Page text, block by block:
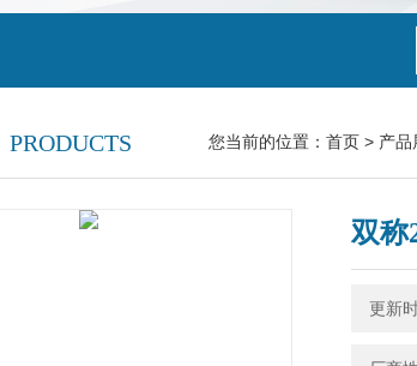
PRODUCTS 您当前的位置： 首页 > 产品
双称
更新